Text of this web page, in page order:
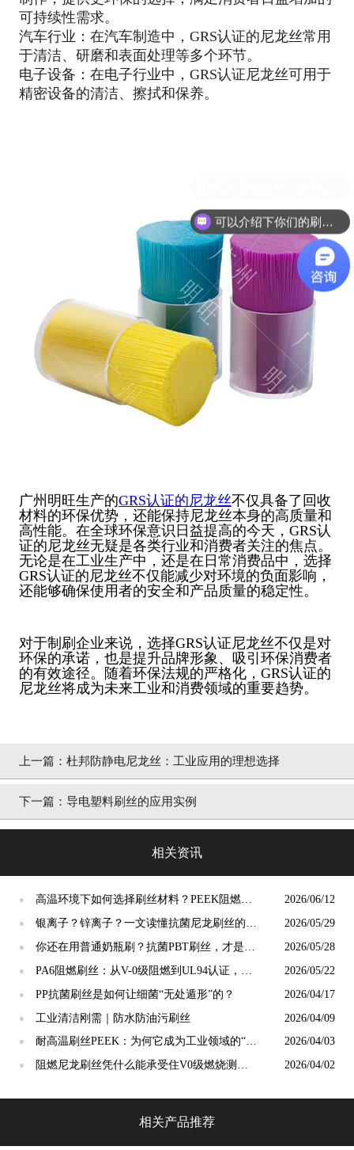
可持续性需求。
汽车行业：在汽车制造中，GRS认证的尼龙丝常用
于清洁、研磨和表面处理等多个环节。
电子设备：在电子行业中，GRS认证尼龙丝可用于
精密设备的清洁、擦拭和保养。
广州明旺生产的GRS认证的尼龙丝不仅具备了回收
材料的环保优势，还能保持尼龙丝本身的高质量和
高性能。在全球环保意识日益提高的今天，GRS认
证的尼龙丝无疑是各类行业和消费者关注的焦点。
无论是在工业生产中，还是在日常消费品中，选择
GRS认证的尼龙丝不仅能减少对环境的负面影响，
还能够确保使用者的安全和产品质量的稳定性。
对于制刷企业来说，选择GRS认证尼龙丝不仅是对
环保的承诺，也是提升品牌形象、吸引环保消费者
的有效途径。随着环保法规的严格化，GRS认证的
尼龙丝将成为未来工业和消费领域的重要趋势。
上一篇： 杜邦防静电尼龙丝：工业应用的理想选择
下一篇： 导电塑料刷丝的应用实例
相关资讯
●
高温环境下如何选择刷丝材料？PEEK阻燃刷
丝给出答案
2026/06/12
●
银离子？锌离子？一文读懂抗菌尼龙刷丝的核
心科技与选择标准
2026/05/29
●
你还在用普通奶瓶刷？抗菌PBT刷丝，才是母
婴安全真正的“隐形守护者”
2026/05/28
●
PA6阻燃刷丝：从V-0级阻燃到UL94认证，工
业毛刷的安全底线谁来守护？
2026/05/22
● PP抗菌刷丝是如何让细菌“无处遁形”的？ 2026/04/17
● 工业清洁刚需｜防水防油污刷丝 2026/04/09
●
耐高温刷丝PEEK：为何它成为工业领域的“宠
儿”？
2026/04/03
●
阻燃尼龙刷丝凭什么能承受住V0级燃烧测
2026/04/02
相关产品推荐
可以介绍下你们的刷丝吗？